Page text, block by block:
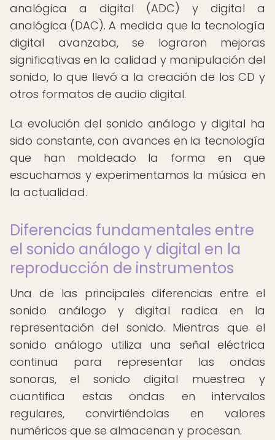
analógica a digital (ADC) y digital a
analógica (DAC). A medida que la tecnología
digital avanzaba, se lograron mejoras
significativas en la calidad y manipulación del
sonido, lo que llevó a la creación de los CD y
otros formatos de audio digital.
La evolución del sonido análogo y digital ha
sido constante, con avances en la tecnología
que han moldeado la forma en que
escuchamos y experimentamos la música en
la actualidad.
Diferencias fundamentales entre
el sonido análogo y digital en la
reproducción de instrumentos
Una de las principales diferencias entre el
sonido análogo y digital radica en la
representación del sonido. Mientras que el
sonido análogo utiliza una señal eléctrica
continua para representar las ondas
sonoras, el sonido digital muestrea y
cuantifica estas ondas en intervalos
regulares, convirtiéndolas en valores
numéricos que se almacenan y procesan.